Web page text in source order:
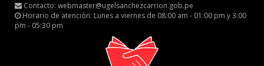
Contacto: webmaster@ugelsanchezcarrion.gob.pe
Horario de atención: Lunes a viernes de 08:00 am - 01:00 pm y 3:00
pm - 05:30 pm